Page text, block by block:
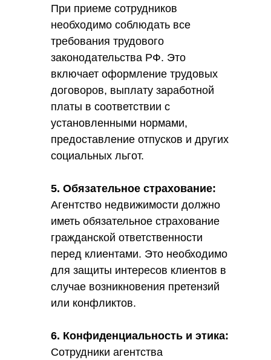
При приеме сотрудников
необходимо соблюдать все
требования трудового
законодательства РФ. Это
включает оформление трудовых
договоров, выплату заработной
платы в соответствии с
установленными нормами,
предоставление отпусков и других
социальных льгот.
5. Обязательное страхование:
Агентство недвижимости должно
иметь обязательное страхование
гражданской ответственности
перед клиентами. Это необходимо
для защиты интересов клиентов в
случае возникновения претензий
или конфликтов.
6. Конфиденциальность и этика:
Сотрудники агентства